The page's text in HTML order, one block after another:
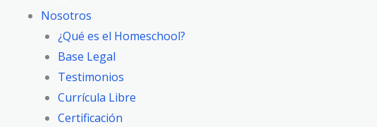
Nosotros
¿Qué es el Homeschool?
Base Legal
Testimonios
Currícula Libre
Certificación